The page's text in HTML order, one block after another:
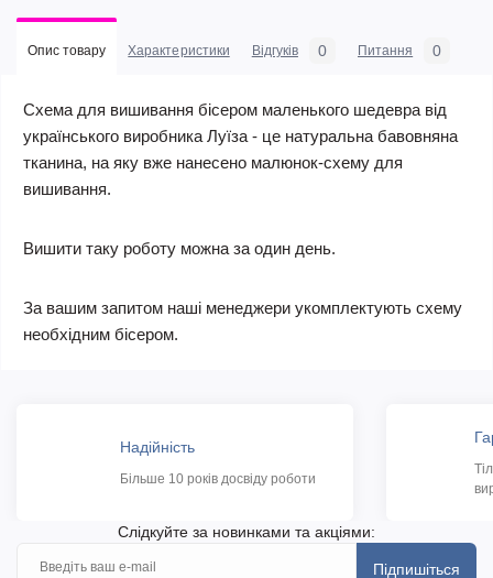
Опис товару Характеристики Відгуків 0 Питання 0
Схема для вишивання бісером маленького шедевра від
українського виробника Луїза - це натуральна бавовняна
тканина, на яку вже нанесено малюнок-схему для
вишивання.
Вишити таку роботу можна за один день.
За вашим запитом наші менеджери укомплектують схему
необхідним бісером.
Надійність
Більше 10 років досвіду роботи
Слідкуйте за новинками та акціями:
Підпишіться